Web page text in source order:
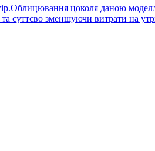
цоколя даною
суттєво зменшуючи витрати на